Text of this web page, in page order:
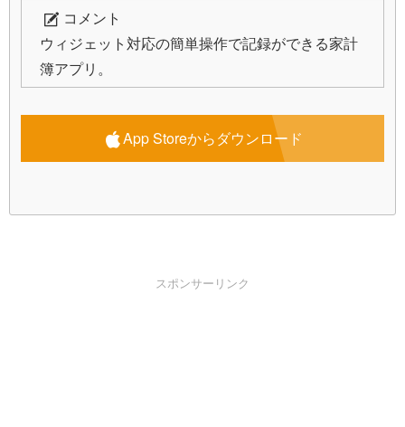
コメント
ウィジェット対応の簡単操作で記録ができる家計
簿アプリ。
App Storeからダウンロード
スポンサーリンク